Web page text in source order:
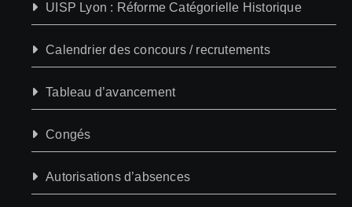
UISP Lyon : Réforme Catégorielle Historique
Calendrier des concours / recrutements
Tableau d’avancement
Congés
Autorisations d’absences